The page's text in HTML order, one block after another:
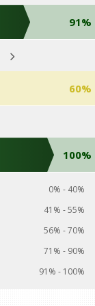
91%
60%
100%
0% - 40%
41% - 55%
56% - 70%
71% - 90%
91% - 100%